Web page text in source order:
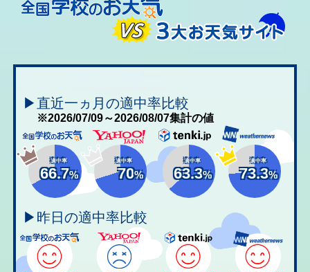
▶直近一ヵ月の適中率比較
※2026/07/09～2026/08/07集計の値
適中率
66.7%
適中率
70%
適中率
63.3%
適中率
73.3%
▶昨日の適中率比較